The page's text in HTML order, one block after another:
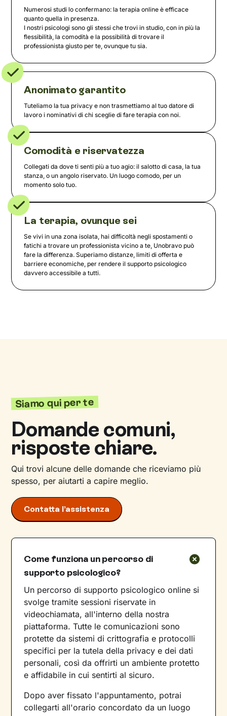
Numerosi studi lo confermano: la terapia online è efficace
quanto quella in presenza.
I nostri psicologi sono gli stessi che trovi in studio, con in più la
flessibilità, la comodità e la possibilità di trovare il
professionista giusto per te, ovunque tu sia.
Anonimato garantito
Tuteliamo la tua privacy e non trasmettiamo al tuo datore di
lavoro i nominativi di chi sceglie di fare terapia con noi.
Comodità e riservatezza
Collegati da dove ti senti più a tuo agio: il salotto di casa, la tua
stanza, o un angolo riservato. Un luogo comodo, per un
momento solo tuo.
La terapia, ovunque sei
Se vivi in una zona isolata, hai difficoltà negli spostamenti o
fatichi a trovare un professionista vicino a te, Unobravo può
fare la differenza. Superiamo distanze, limiti di offerta e
barriere economiche, per rendere il supporto psicologico
davvero accessibile a tutti.
Siamo qui per te
Domande comuni,
risposte chiare.
Qui trovi alcune delle domande che riceviamo più
spesso, per aiutarti a capire meglio.
Contatta l’assistenza
Come funziona un percorso di
supporto psicologico?
Un percorso di supporto psicologico online si
svolge tramite sessioni riservate in
videochiamata, all'interno della nostra
piattaforma. Tutte le comunicazioni sono
protette da sistemi di crittografia e protocolli
specifici per la tutela della privacy e dei dati
personali, così da offrirti un ambiente protetto
e affidabile in cui sentirti al sicuro.
Dopo aver fissato l'appuntamento, potrai
collegarti all'orario concordato da un luogo